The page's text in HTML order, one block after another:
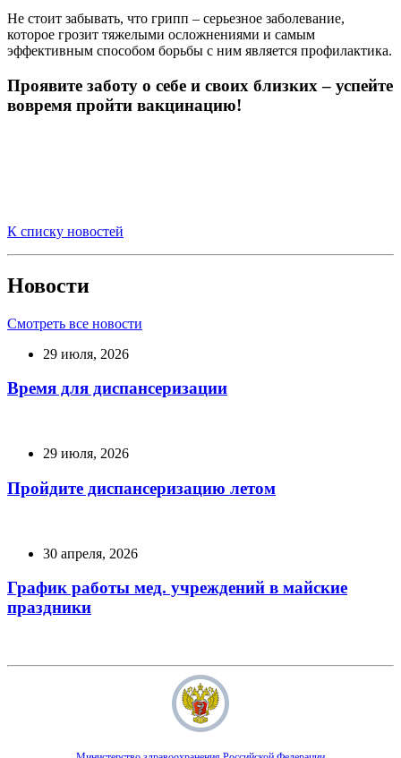
Не стоит забывать, что грипп – серьезное заболевание,
которое грозит тяжелыми осложнениями и самым
эффективным способом борьбы с ним является профилактика.
Проявите заботу о себе и своих близких – успейте
вовремя пройти вакцинацию!
К списку новостей
Новости
Смотреть все новости
29 июля, 2026
Время для диспансеризации
29 июля, 2026
Пройдите диспансеризацию летом
30 апреля, 2026
График работы мед. учреждений в майские
праздники